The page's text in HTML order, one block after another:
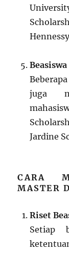
juga
Jardine
CARA
MASTER
Riset
Setiap